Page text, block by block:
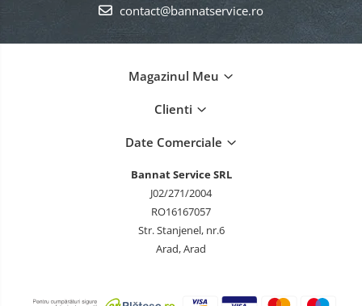
contact@bannatservice.ro
Magazinul Meu
Clienti
Date Comerciale
Bannat Service SRL
J02/271/2004
RO16167057
Str. Stanjenel, nr.6
Arad, Arad